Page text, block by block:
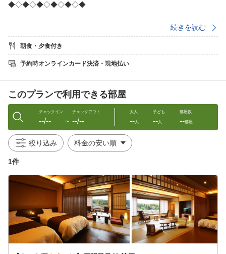
◆◇◆◇◆◇◆◇◆◇◆
最上級A5ランクのにいがた和牛を使用したステーキ（※）やその
季節で一番の旬の魚介類、新鮮な地場食材とともに思い出に残る
時間を提供いたします。
誕生日やご結婚、還暦、退職などの各種お祝いにぜひご利用くだ
大切な方と過ごす大切なかけがえのない時間。
調理長が自ら選び抜き、その日の食材に合わせた調理法でお出迎
え。
お越しいただく皆様が口に運んだ瞬間「美味しい」と顔をほころ
ばせるような料理で、心に残る優雅なひとときをご堪能くださ
い。
ある季節の「雅」ご夕食献立 一例
一、吸物 季節の椀物
一、焼物 旬の魚介の焼き物や蒸し焼き等
一、台物 A5ランクにいがた和牛のサーロインステーキや陶板焼
き等
等全9品
続きを読む
朝食・夕食付き
予約時オンラインカード決済・現地払い
このプランで利用できる部屋
チェックイン
--/-- 〜
チェックアウト
--/--
大人
--人
子ども
--人
部屋数
--部屋
絞り込み
1件